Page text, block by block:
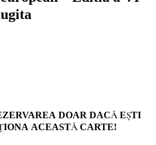
DOAR DACĂ EŞTI
ACEASTĂ CARTE!